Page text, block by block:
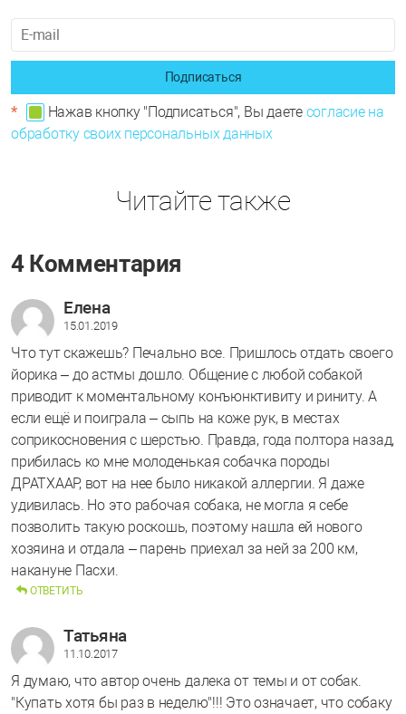
Подписаться
* Нажав кнопку "Подписаться", Вы даете согласие на
обработку своих персональных данных
Читайте также
4 Комментария
Елена
15.01.2019
Что тут скажешь? Печально все. Пришлось отдать своего
йорика – до астмы дошло. Общение с любой собакой
приводит к моментальному конъюнктивиту и риниту. А
если ещё и поиграла – сыпь на коже рук, в местах
соприкосновения с шерстью. Правда, года полтора назад,
прибилась ко мне молоденькая собачка породы
ДРАТХААР, вот на нее было никакой аллергии. Я даже
удивилась. Но это рабочая собака, не могла я себе
позволить такую роскошь, поэтому нашла ей нового
хозяина и отдала – парень приехал за ней за 200 км,
накануне Пасхи.
ОТВЕТИТЬ
Татьяна
11.10.2017
Я думаю, что автор очень далека от темы и от собак.
"Купать хотя бы раз в неделю"!!! Это означает, что собаку